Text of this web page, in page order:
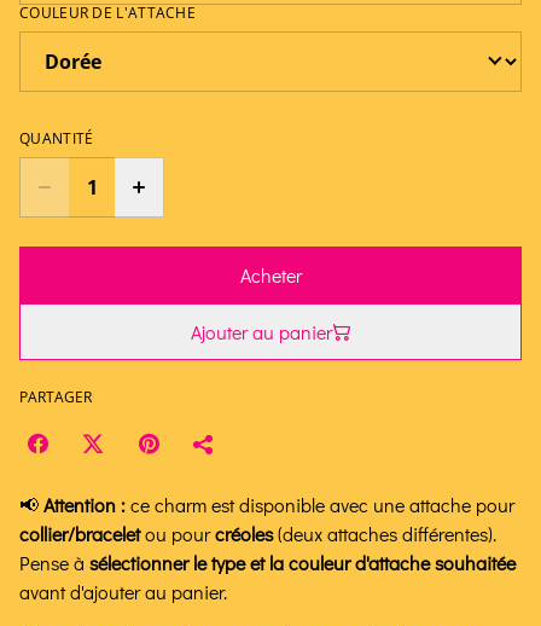
COULEUR DE L'ATTACHE
QUANTITÉ
Acheter
Ajouter au panier
PARTAGER
📢Attention :ce charm est disponible avec une attache pour
collier/braceletou pourcréoles(deux attaches différentes).
Pense à sélectionner le type et la couleur d'attache souhaitée
avant d'ajouter au panier.